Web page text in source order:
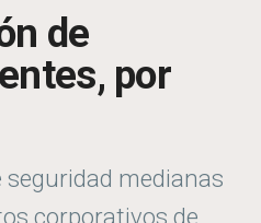
de
por
seguridad medianas
corporativos de